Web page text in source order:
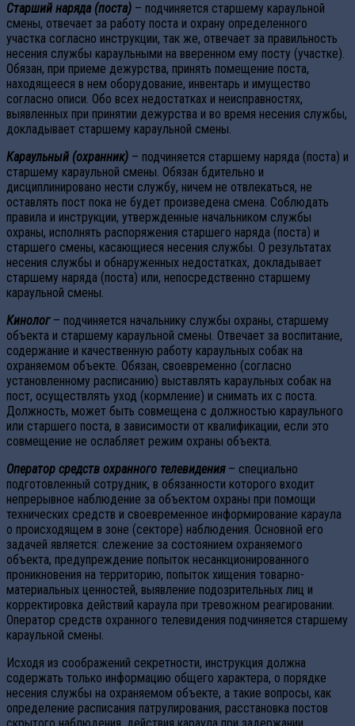
Старший наряда (поста) – подчиняется старшему караульной
смены, отвечает за работу поста и охрану определенного
участка согласно инструкции, так же, отвечает за правильность
несения службы караульными на вверенном ему посту (участке).
Обязан, при приеме дежурства, принять помещение поста,
находящееся в нем оборудование, инвентарь и имущество
согласно описи. Обо всех недостатках и неисправностях,
выявленных при принятии дежурства и во время несения службы,
докладывает старшему караульной смены.
Караульный (охранник) – подчиняется старшему наряда (поста) и
старшему караульной смены. Обязан бдительно и
дисциплинировано нести службу, ничем не отвлекаться, не
оставлять пост пока не будет произведена смена. Соблюдать
правила и инструкции, утвержденные начальником службы
охраны, исполнять распоряжения старшего наряда (поста) и
старшего смены, касающиеся несения службы. О результатах
несения службы и обнаруженных недостатках, докладывает
старшему наряда (поста) или, непосредственно старшему
караульной смены.
Кинолог – подчиняется начальнику службы охраны, старшему
объекта и старшему караульной смены. Отвечает за воспитание,
содержание и качественную работу караульных собак на
охраняемом объекте. Обязан, своевременно (согласно
установленному расписанию) выставлять караульных собак на
пост, осуществлять уход (кормление) и снимать их с поста.
Должность, может быть совмещена с должностью караульного
или старшего поста, в зависимости от квалификации, если это
совмещение не ослабляет режим охраны объекта.
Оператор средств охранного телевидения– специально
подготовленный сотрудник, в обязанности которого входит
непрерывное наблюдение за объектом охраны при помощи
технических средств и своевременное информирование караула
о происходящем в зоне (секторе) наблюдения. Основной его
задачей является: слежение за состоянием охраняемого
объекта, предупреждение попыток несанкционированного
проникновения на территорию, попыток хищения товарно-
материальных ценностей, выявление подозрительных лиц и
корректировка действий караула при тревожном реагировании.
Оператор средств охранного телевидения подчиняется старшему
караульной смены.
Исходя из соображений секретности, инструкция должна
содержать только информацию общего характера, о порядке
несения службы на охраняемом объекте, а такие вопросы, как
определение расписания патрулирования, расстановка постов